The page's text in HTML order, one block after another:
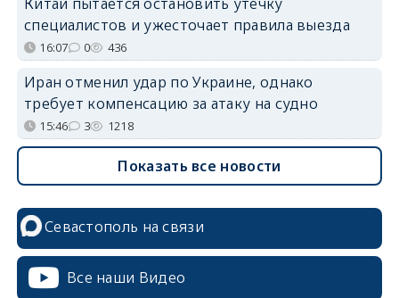
специалистов и ужесточает правила выезда
16:07 0 436
Иран отменил удар по Украине, однако
требует компенсацию за атаку на судно
15:46 3 1218
Показать все новости
Севастополь на связи
Все наши Видео